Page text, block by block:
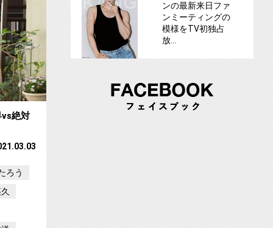
vs絶対
ろう
ンの最新来日ファ
ンミーティングの
模様をTV初独占
放…